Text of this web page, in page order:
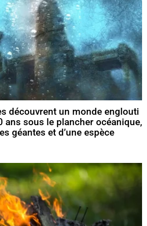
découvrent un monde englouti
ans sous le plancher océanique,
géantes et d’une espèce